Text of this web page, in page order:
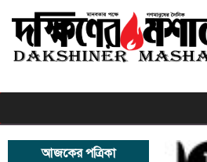
আজকের পত্রিকা